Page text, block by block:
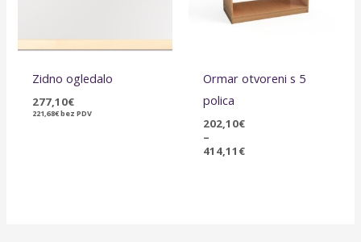
Zidno ogledalo
277,10€
221,68€bez PDV
Ormar otvoreni s 5
polica
202,10€
–
414,11 €